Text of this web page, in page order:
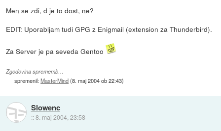
Men se zdi, d je to dost, ne?
EDIT: Uporabljam tudi GPG z Enigmail (extension za Thunderbird).
Za Server je pa seveda Gentoo
Zgodovina sprememb…
spremenil:MasterMind(8. maj 2004 ob 22:43)
Slowenc
::8. maj 2004, 23:58